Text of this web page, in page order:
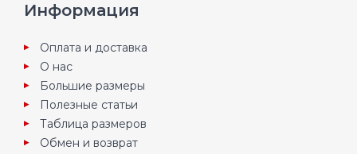
Информация
Оплата и доставка
О нас
Большие размеры
Полезные статьи
Таблица размеров
Обмен и возврат